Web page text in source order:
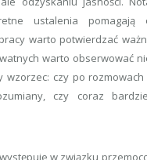
ustalenia pomagają
warto potwierdzać
warto obserwować
wzorzec: czy po
czy coraz
w związku